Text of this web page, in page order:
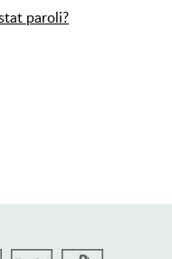
paroli?